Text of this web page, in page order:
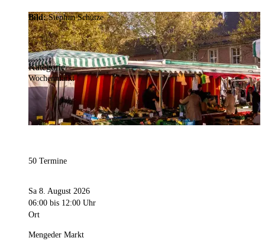
Bild:Stephan Schütze
Kategorie
Wochenmarkt
50 Termine
Sa 8. August 2026
06:00 bis 12:00 Uhr
Ort
Mengeder Markt